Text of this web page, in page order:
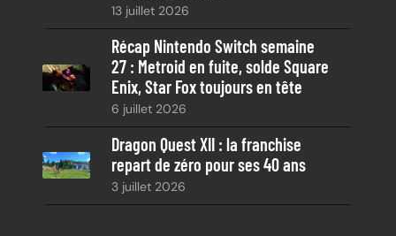
13 juillet 2026
Récap Nintendo Switch semaine
27 : Metroid en fuite, solde Square
Enix, Star Fox toujours en tête
6 juillet 2026
Dragon Quest XII : la franchise
repart de zéro pour ses 40 ans
3 juillet 2026